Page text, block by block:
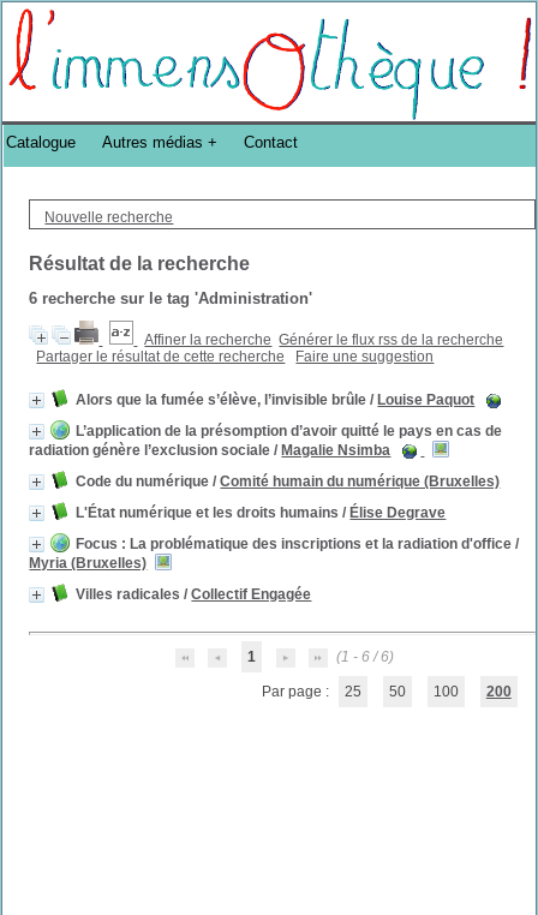
Bibliothèque DoucheFLUX Bibliotheek -->
Nouvelle recherche
Résultat de la recherche
6 recherche sur le tag'Administration'
Affiner la recherche Générer le flux rss de la recherche
Partager le résultat de cette recherche
Faire une suggestion
Alors que la fumée s’élève, l’invisible brûle / Louise Paquot
L’application de la présomption d’avoir quitté le pays en cas de
radiation génère l’exclusion sociale / Magalie Nsimba
Code du numérique /Comité humain du numérique (Bruxelles)
L'État numérique et les droits humains / Élise Degrave
Focus : La problématique des inscriptions et la radiation d'office /
Myria (Bruxelles)
Villes radicales /Collectif Engagée
1 (1 - 6 / 6)
Par page : 25 50 100 200
Catalogue Autres médias Contact